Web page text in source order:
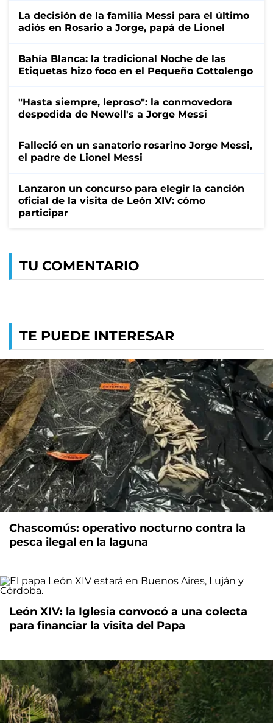
La decisión de la familia Messi para el último
adiós en Rosario a Jorge, papá de Lionel
Bahía Blanca: la tradicional Noche de las
Etiquetas hizo foco en el Pequeño Cottolengo
"Hasta siempre, leproso": la conmovedora
despedida de Newell's a Jorge Messi
Falleció en un sanatorio rosarino Jorge Messi,
el padre de Lionel Messi
Lanzaron un concurso para elegir la canción
oficial de la visita de León XIV: cómo
participar
TU COMENTARIO
TE PUEDE INTERESAR
Chascomús: operativo nocturno contra la
pesca ilegal en la laguna
León XIV: la Iglesia convocó a una colecta
para financiar la visita del Papa